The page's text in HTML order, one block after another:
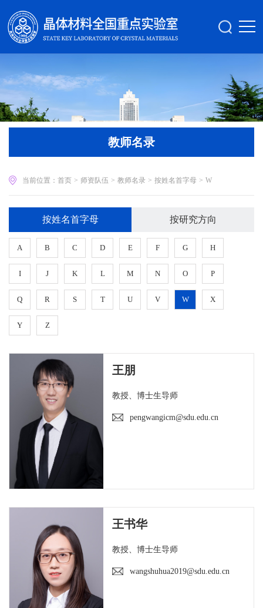
教师名录
当前位置： 首页 > 师资队伍 > 教师名录 > 按姓名首字母 > W
按姓名首字母 按研究方向
A B C D E F G H
I J K L M N O P
Q R S T U V W X
Y Z
王朋
教授、博士生导师
pengwangicm@sdu.edu.cn
王书华
教授、博士生导师
wangshuhua2019@sdu.edu.cn